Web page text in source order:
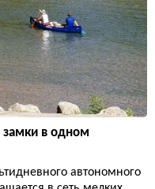
замки в одном
автономного